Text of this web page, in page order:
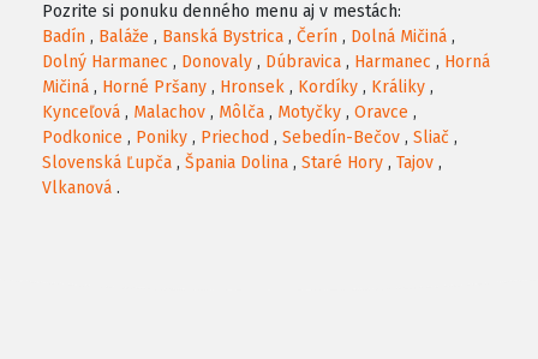
Pozrite si ponuku denného menu aj v mestách:
Badín , Baláže , Banská Bystrica , Čerín , Dolná Mičiná ,
Dolný Harmanec , Donovaly , Dúbravica , Harmanec , Horná
Mičiná , Horné Pršany , Hronsek , Kordíky , Králiky ,
Kynceľová , Malachov , Môlča , Motyčky , Oravce ,
Podkonice , Poniky , Priechod , Sebedín-Bečov , Sliač ,
Slovenská Ľupča , Špania Dolina , Staré Hory , Tajov ,
Vlkanová .